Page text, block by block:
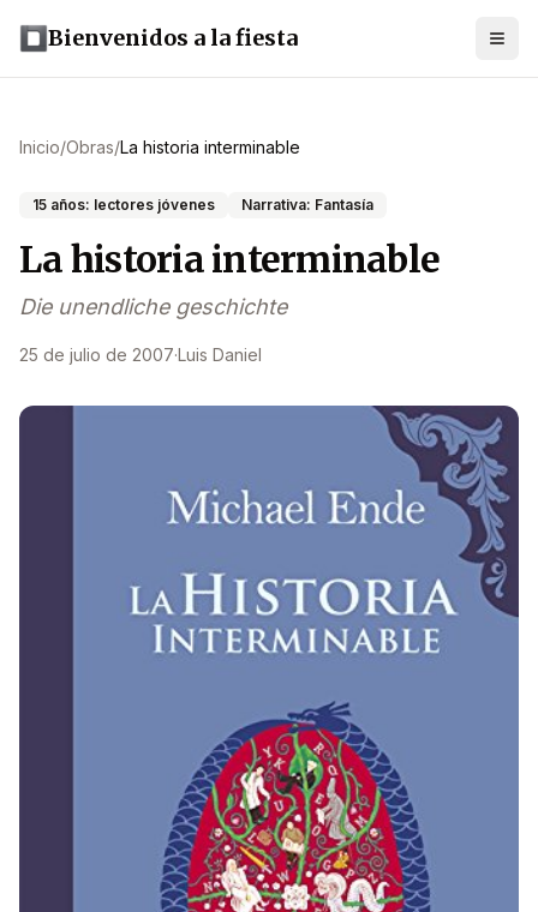
Bienvenidos a la fiesta
Inicio/Obras/La historia interminable
15 años: lectores jóvenes Narrativa: Fantasía
La historia interminable
Die unendliche geschichte
25 de julio de 2007·Luis Daniel